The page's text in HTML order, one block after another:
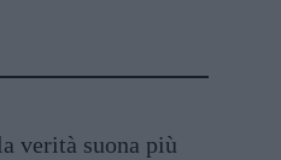
verità suona più